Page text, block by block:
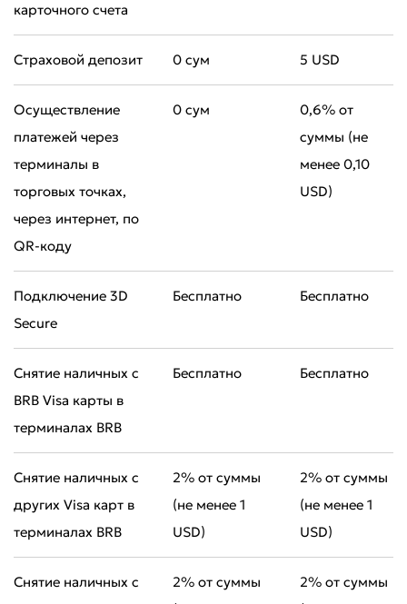
карточного счета
Страховой депозит 0 сум 5 USD
Осуществление
платежей через
терминалы в
торговых точках,
через интернет, по
QR-коду
0 сум
0,6% от
суммы (не
менее 0,10
USD)
Подключение 3D
Secure
Бесплатно Бесплатно
Снятие наличных с
BRB Visa карты в
терминалах BRB
Бесплатно Бесплатно
Снятие наличных с
других Visa карт в
терминалах BRB
2% от суммы
(не менее 1
USD)
2% от суммы
(не менее 1
USD)
Снятие наличных с
2% от суммы
2% от суммы